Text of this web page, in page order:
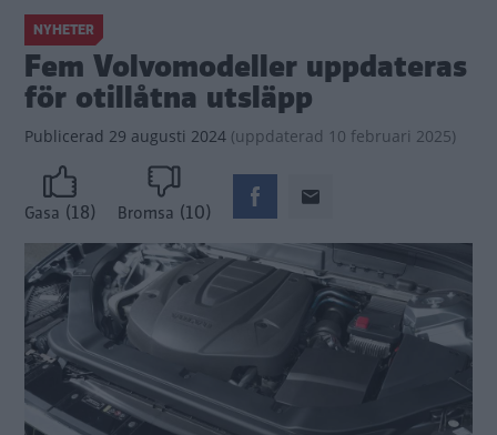
NYHETER
Fem Volvomodeller uppdateras
för otillåtna utsläpp
Publicerad 29 augusti 2024 (uppdaterad 10 februari 2025)
Gasa (18) Bromsa (10)